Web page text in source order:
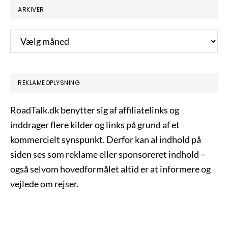
ARKIVER
Arkiver
REKLAMEOPLYSNING
RoadTalk.dk benytter sig af affiliatelinks og
inddrager flere kilder og links på grund af et
kommercielt synspunkt. Derfor kan al indhold på
siden ses som reklame eller sponsoreret indhold –
også selvom hovedformålet altid er at informere og
vejlede om rejser.